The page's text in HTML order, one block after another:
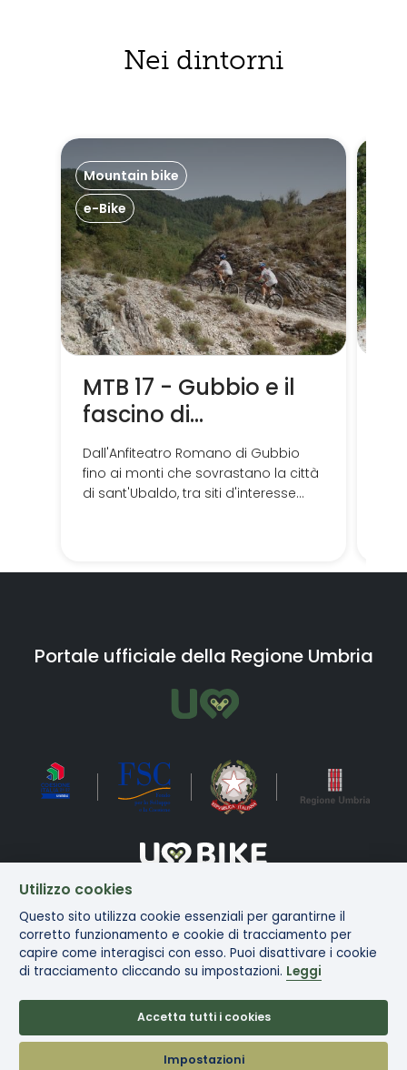
Nei dintorni
Mountain bike
e-Bike
MTB 17 - Gubbio e il
fascino di
Sant'Ubaldo
Dall'Anfiteatro Romano di Gubbio
fino ai monti che sovrastano la città
di sant'Ubaldo, tra siti d'interesse
Portale ufficiale della Regione Umbria
Privacy|Note
|Contatti|Mappa
|Arrivare e
Umbria
Utilizzo cookies
Questo sito utilizza cookie essenziali per garantirne il
corretto funzionamento e cookie di tracciamento per
capire come interagisci con esso. Puoi disattivare i cookie
di tracciamento cliccando su impostazioni. Leggi
Accetta tutti i cookies
Impostazioni